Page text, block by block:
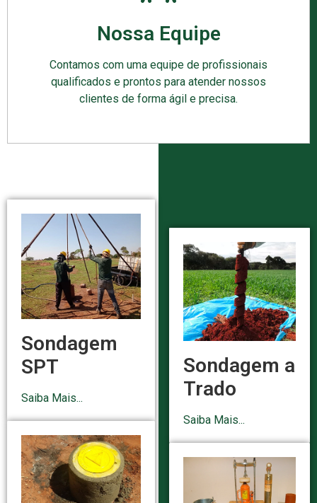
Nossa Equipe
Contamos com uma equipe de profissionais
qualificados e prontos para atender nossos
clientes de forma ágil e precisa.
Sondagem
SPT
Saiba Mais...
Sondagem a
Trado
Saiba Mais...